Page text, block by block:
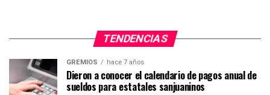
TENDENCIAS
GREMIOS hace 7 años
Dieron a conocer el calendario de pagos anual de
sueldos para estatales sanjuaninos